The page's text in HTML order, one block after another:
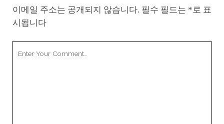
이메일 주소는 공개되지 않습니다. 필수 필드는 *로 표
시됩니다